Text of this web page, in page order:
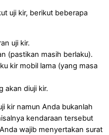
uji kir, berikut beberapa
uji kir.
(pastikan masih berlaku).
kir mobil lama (yang masa
akan diuji kir.
kir namun Anda bukanlah
kendaraan tersebut
wajib menyertakan surat